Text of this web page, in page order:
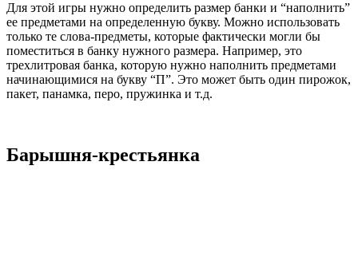
Для этой игры нужно определить размер банки и “наполнить”
ее предметами на определенную букву. Можно использовать
только те слова-предметы, которые фактически могли бы
поместиться в банку нужного размера. Например, это
трехлитровая банка, которую нужно наполнить предметами
начинающимися на букву “П”. Это может быть один пирожок,
пакет, панамка, перо, пружинка и т.д.
Барышня-крестьянка